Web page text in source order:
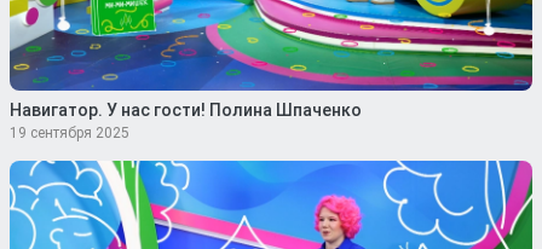
Навигатор. У нас гости! Полина Шпаченко
19 сентября 2025